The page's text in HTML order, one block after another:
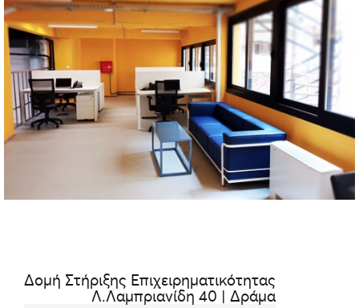
Δομή Στήριξης Επιχειρηματικότητας
Λ.Λαμπριανίδη 40 | Δράμα